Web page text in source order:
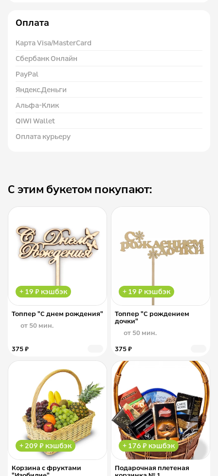
Оплата
Карта Visa/MasterCard
Сбербанк Онлайн
PayPal
Яндекс.Деньги
Альфа-Клик
QIWI Wallet
Оплата курьеру
С этим букетом покупают:
+ 19 ₽ кэшбэк
Топпер "С днем рождения"
от 50 мин.
375 ₽
+ 19 ₽ кэшбэк
Топпер "С рождением
дочки"
от 50 мин.
375 ₽
+ 209 ₽ кэшбэк
Корзина с фруктами
+ 176 ₽ кэшбэк
Подарочная плетеная